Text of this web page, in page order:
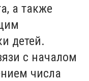
а также
детей.
с началом
числа